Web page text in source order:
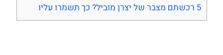
5 רכשתם מצבר של יצרן מוביל? כך תשמרו עליו